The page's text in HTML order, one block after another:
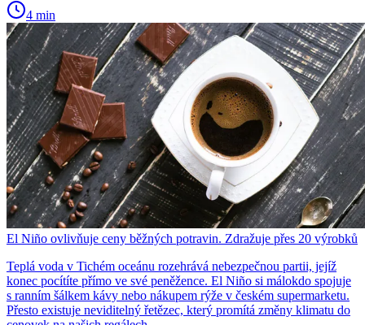
4 min
El Niño ovlivňuje ceny běžných potravin. Zdražuje přes 20 výrobků
Teplá voda v Tichém oceánu rozehrává nebezpečnou partii, jejíž
konec pocítíte přímo ve své peněžence. El Niño si málokdo spojuje
s ranním šálkem kávy nebo nákupem rýže v českém supermarketu.
Přesto existuje neviditelný řetězec, který promítá změny klimatu do